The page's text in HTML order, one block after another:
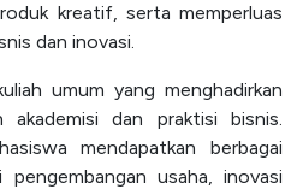
dan Dokumentasi
kreatif, serta memperluas
dan inovasi.
umum yang menghadirkan
akademisi dan praktisi bisnis.
mendapatkan berbagai
usaha, inovasi